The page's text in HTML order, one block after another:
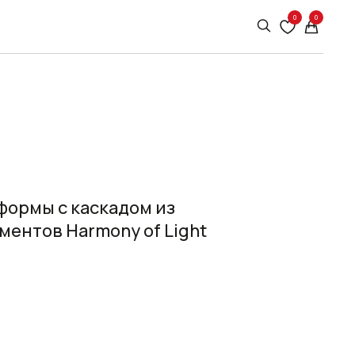
0 0
с каскадом из
Harmony of Light